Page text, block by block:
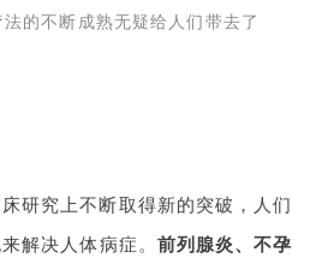
的不断成熟无疑给人们带去了
研究上不断取得新的突破，人们
解决人体病症。 前列腺炎、不孕